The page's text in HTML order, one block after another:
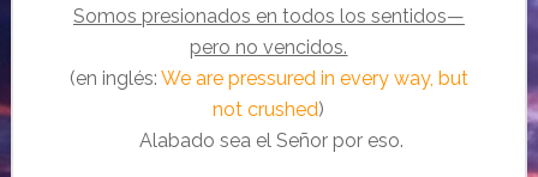
Somos presionados en todos los sentidos—
pero no vencidos.
(en inglés: We are pressured in every way, but
not crushed)
Alabado sea el Señor por eso.